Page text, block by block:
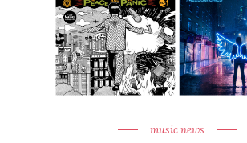
music news